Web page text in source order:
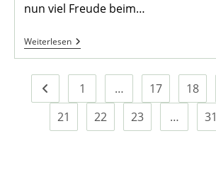
nun viel Freude beim…
WeiterlesenHeimatblatt
62
Zur vorherigen Seite
1 … 17 18
21
22 23 … 31